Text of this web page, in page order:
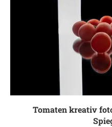
Tomaten kreativ